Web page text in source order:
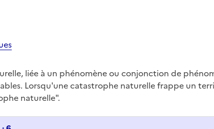
liée à un phénomène ou conjonction de
Lorsqu'une catastrophe naturelle frappe un
naturelle".